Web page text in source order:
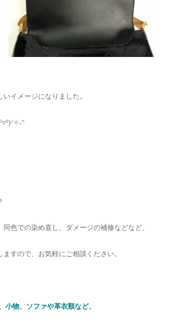
イメージになりました。
色での染め直し、ダメージの補修などなど、
すので、お気軽にご相談ください。
物、ソファや革衣類など、